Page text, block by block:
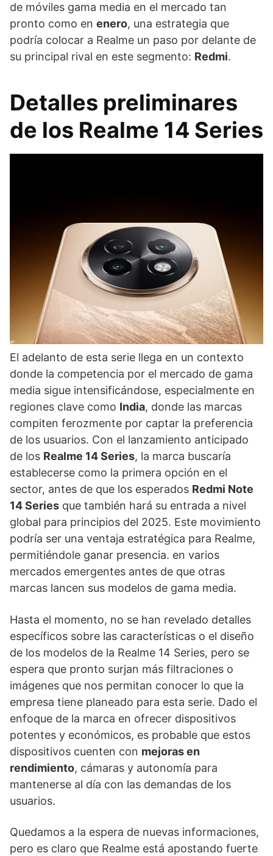
de móviles gama media en el mercado tan
pronto como en enero, una estrategia que
podría colocar a Realme un paso por delante de
su principal rival en este segmento: Redmi.
Detalles preliminares
de los Realme 14 Series
El adelanto de esta serie llega en un contexto
donde la competencia por el mercado de gama
media sigue intensificándose, especialmente en
regiones clave como India, donde las marcas
compiten ferozmente por captar la preferencia
de los usuarios. Con el lanzamiento anticipado
de los Realme 14 Series, la marca buscaría
establecerse como la primera opción en el
sector, antes de que los esperados Redmi Note
14 Series que también hará su entrada a nivel
global para principios del 2025. Este movimiento
podría ser una ventaja estratégica para Realme,
permitiéndole ganar presencia. en varios
mercados emergentes antes de que otras
marcas lancen sus modelos de gama media.
Hasta el momento, no se han revelado detalles
específicos sobre las características o el diseño
de los modelos de la Realme 14 Series, pero se
espera que pronto surjan más filtraciones o
imágenes que nos permitan conocer lo que la
empresa tiene planeado para esta serie. Dado el
enfoque de la marca en ofrecer dispositivos
potentes y económicos, es probable que estos
dispositivos cuenten con mejoras en
rendimiento, cámaras y autonomía para
mantenerse al día con las demandas de los
usuarios.
Quedamos a la espera de nuevas informaciones,
pero es claro que Realme está apostando fuerte